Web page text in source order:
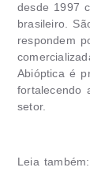
desde 1997
brasileiro.
respondem
Abióptica é
fortalecendo
setor.
Leia também: